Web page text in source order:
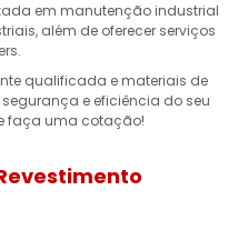
em manutenção industrial
além de oferecer serviços
qualificada e materiais de
e eficiência do seu
faça uma cotação!